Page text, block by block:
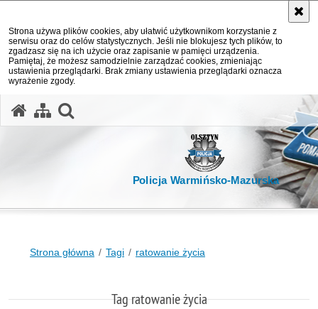
Strona używa plików cookies, aby ułatwić użytkownikom korzystanie z
serwisu oraz do celów statystycznych. Jeśli nie blokujesz tych plików, to
zgadzasz się na ich użycie oraz zapisanie w pamięci urządzenia.
Pamiętaj, że możesz samodzielnie zarządzać cookies, zmieniając
ustawienia przeglądarki. Brak zmiany ustawienia przeglądarki oznacza
wyrażenie zgody.
Policja Warmińsko-Mazurska
Strona główna Tagi ratowanie życia
Tag ratowanie życia